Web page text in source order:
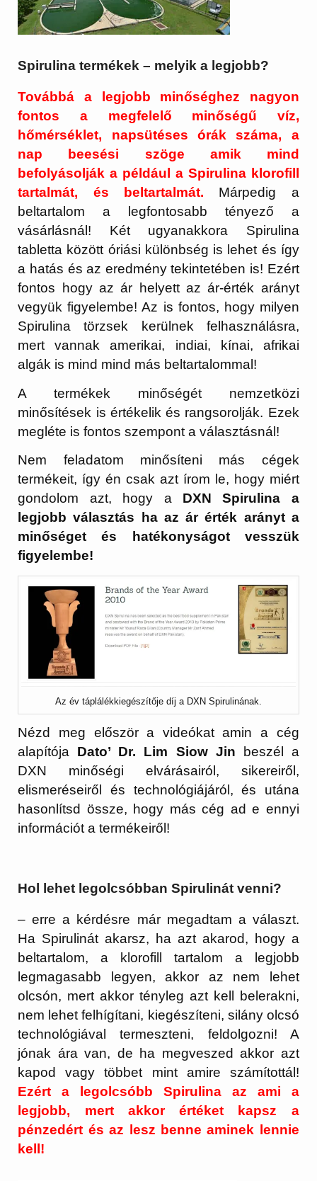
Spirulina termékek – melyik a legjobb?
Továbbá a legjobb minőséghez nagyon
fontos a megfelelő minőségű víz,
hőmérséklet, napsütéses órák száma, a
nap beesési szöge amik mind
befolyásolják a például a Spirulina klorofill
tartalmát, és beltartalmát. Márpedig a
beltartalom a legfontosabb tényező a
vásárlásnál! Két ugyanakkora Spirulina
tabletta között óriási különbség is lehet és így
a hatás és az eredmény tekintetében is! Ezért
fontos hogy az ár helyett az ár-érték arányt
vegyük figyelembe! Az is fontos, hogy milyen
Spirulina törzsek kerülnek felhasználásra,
mert vannak amerikai, indiai, kínai, afrikai
algák is mind mind más beltartalommal!
A termékek minőségét nemzetközi
minősítések is értékelik és rangsorolják. Ezek
megléte is fontos szempont a választásnál!
Nem feladatom minősíteni más cégek
termékeit, így én csak azt írom le, hogy miért
gondolom azt, hogy a DXN Spirulina a
legjobb választás ha az ár érték arányt a
minőséget és hatékonyságot vesszük
figyelembe!
Az év táplálékkiegészítője díj a DXN Spirulinának.
Nézd meg először a videókat amin a cég
alapítója Dato’ Dr. Lim Siow Jin beszél a
DXN minőségi elvárásairól, sikereiről,
elismeréseiről és technológiájáról, és utána
hasonlítsd össze, hogy más cég ad e ennyi
információt a termékeiről!
Hol lehet legolcsóbban Spirulinát venni?
– erre a kérdésre már megadtam a választ.
Ha Spirulinát akarsz, ha azt akarod, hogy a
beltartalom, a klorofill tartalom a legjobb
legmagasabb legyen, akkor az nem lehet
olcsón, mert akkor tényleg azt kell belerakni,
nem lehet felhígítani, kiegészíteni, silány olcsó
technológiával termeszteni, feldolgozni! A
jónak ára van, de ha megveszed akkor azt
kapod vagy többet mint amire számítottál!
Ezért a legolcsóbb Spirulina az ami a
legjobb, mert akkor értéket kapsz a
pénzedért és az lesz benne aminek lennie
kell!